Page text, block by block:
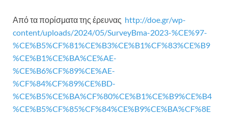
Από τα πορίσματα της έρευνας http://doe.gr/wp-
content/uploads/2024/05/SurveyBma-2023-%CE%97-
%CE%B5%CF%81%CE%B3%CE%B1%CF%83%CE%B9
%CE%B1%CE%BA%CE%AE-
%CE%B6%CF%89%CE%AE-
%CF%84%CF%89%CE%BD-
%CE%B5%CE%BA%CF%80%CE%B1%CE%B9%CE%B4
%CE%B5%CF%85%CF%84%CE%B9%CE%BA%CF%8E